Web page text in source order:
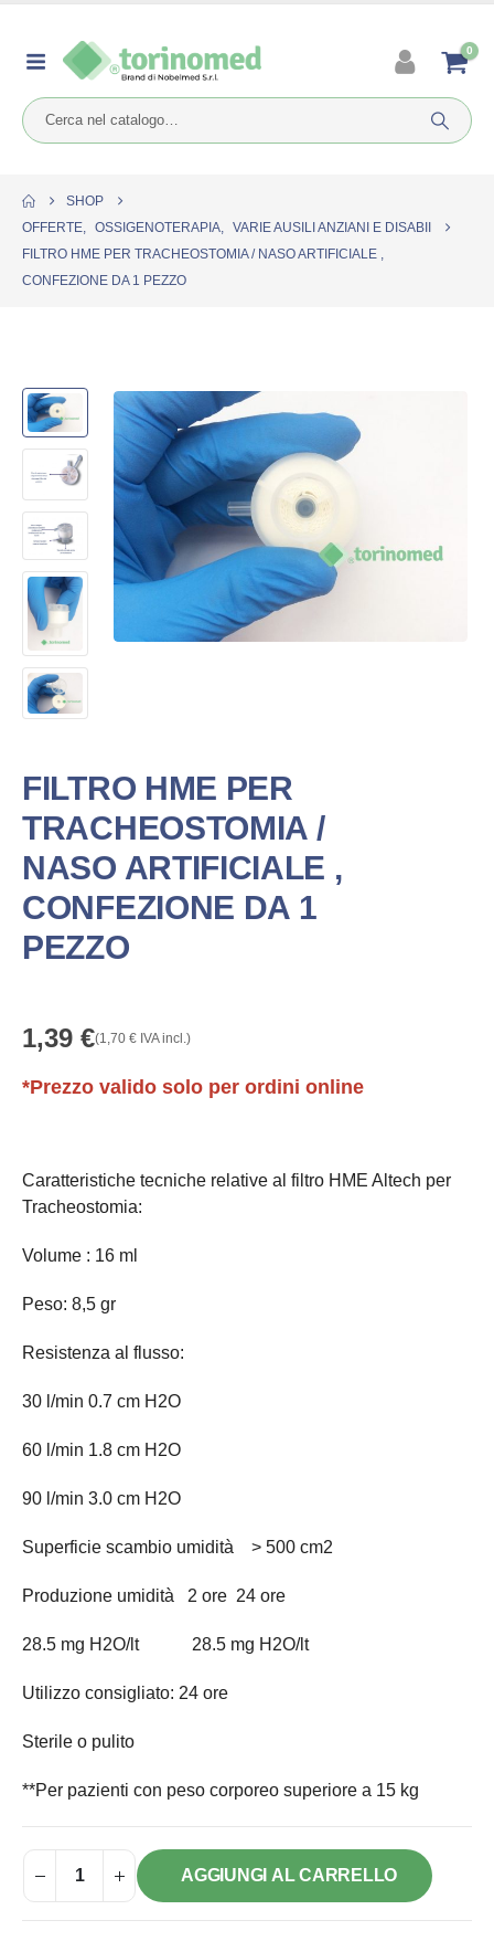
0
SHOP
OFFERTE, OSSIGENOTERAPIA, VARIE AUSILI ANZIANI E DISABII
FILTRO HME PER TRACHEOSTOMIA / NASO ARTIFICIALE ,
CONFEZIONE DA 1 PEZZO
FILTRO HME PER
TRACHEOSTOMIA /
NASO ARTIFICIALE ,
CONFEZIONE DA 1
PEZZO
1,39 €(1,70 € IVA incl.)
*Prezzo valido solo per ordini online
Caratteristiche tecniche relative al filtro HME Altech per
Tracheostomia:
Volume : 16 ml
Peso: 8,5 gr
Resistenza al flusso:
30 l/min 0.7 cm H2O
60 l/min 1.8 cm H2O
90 l/min 3.0 cm H2O
Superficie scambio umidità > 500 cm2
Produzione umidità 2 ore 24 ore
28.5 mg H2O/lt 28.5 mg H2O/lt
Utilizzo consigliato: 24 ore
Sterile o pulito
**Per pazienti con peso corporeo superiore a 15 kg
AGGIUNGI AL CARRELLO